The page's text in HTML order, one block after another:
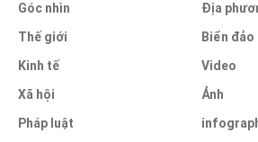
Góc nhìn
Thế giới
Kinh tế
Xã hội
Pháp luật
Địa
Biển đảo
Video
Ảnh